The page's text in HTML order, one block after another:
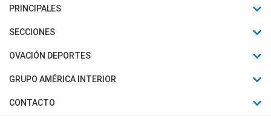
PRINCIPALES
Últimas Noticias
Política
Judiciales
SECCIONES
Horóscopo
Motores
Trucos caseros
OVACIÓN DEPORTES
Fútbol
Mundial
Automovilismo
GRUPO AMÉRICA INTERIOR
Canal 7 en Vivo
CONTACTO